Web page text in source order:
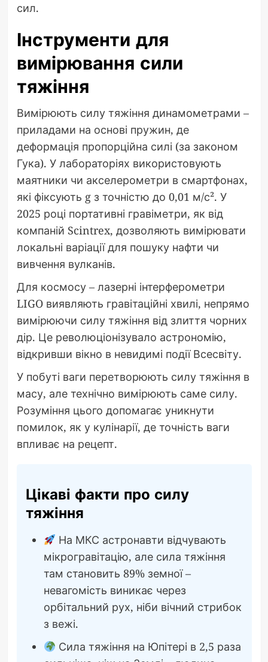
сил.
Інструменти для
вимірювання сили
тяжіння
Вимірюють силу тяжіння динамометрами –
приладами на основі пружин, де
деформація пропорційна силі (за законом
Гука). У лабораторіях використовують
маятники чи акселерометри в смартфонах,
які фіксують g з точністю до 0,01 м/с². У
2025 році портативні гравіметри, як від
компаній Scintrex, дозволяють вимірювати
локальні варіації для пошуку нафти чи
вивчення вулканів.
Для космосу – лазерні інтерферометри
LIGO виявляють гравітаційні хвилі, непрямо
вимірюючи силу тяжіння від злиття чорних
дір. Це революціонізувало астрономію,
відкривши вікно в невидимі події Всесвіту.
У побуті ваги перетворюють силу тяжіння в
масу, але технічно вимірюють саме силу.
Розуміння цього допомагає уникнути
помилок, як у кулінарії, де точність ваги
впливає на рецепт.
Цікаві факти про силу
тяжіння
На МКС астронавти відчувають
мікрогравітацію, але сила тяжіння
там становить 89% земної –
невагомість виникає через
орбітальний рух, ніби вічний стрибок
з вежі.
Сила тяжіння на Юпітері в 2,5 раза